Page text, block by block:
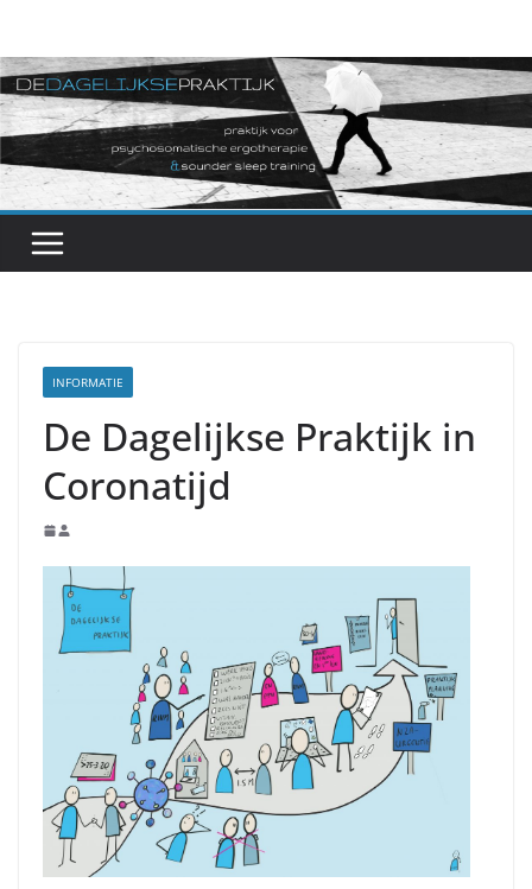
de
inhoud
INFORMATIE
De Dagelijkse Praktijk in
Coronatijd